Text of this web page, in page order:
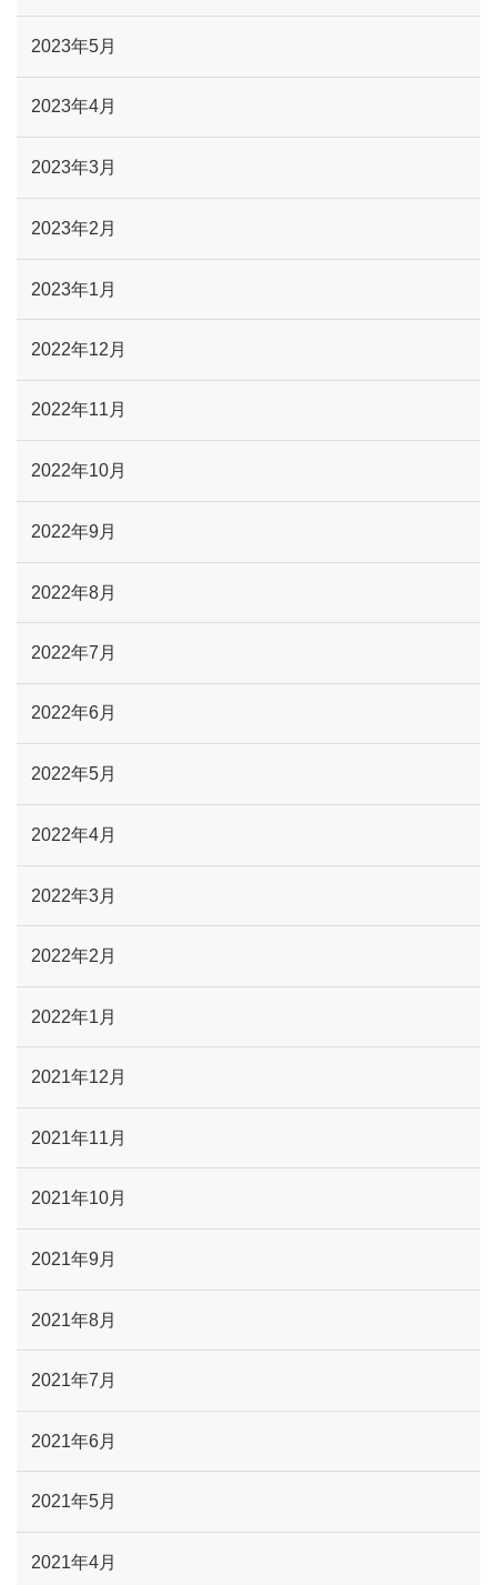
2023年5月
2023年4月
2023年3月
2023年2月
2023年1月
2022年12月
2022年11月
2022年10月
2022年9月
2022年8月
2022年7月
2022年6月
2022年5月
2022年4月
2022年3月
2022年2月
2022年1月
2021年12月
2021年11月
2021年10月
2021年9月
2021年8月
2021年7月
2021年6月
2021年5月
2021年4月